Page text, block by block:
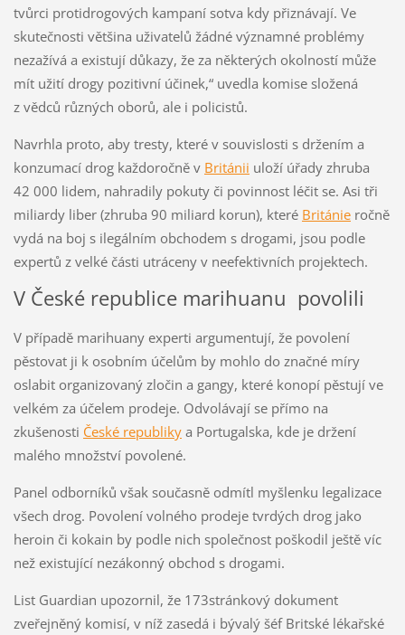
tvůrci protidrogových kampaní sotva kdy přiznávají. Ve
skutečnosti většina uživatelů žádné významné problémy
nezažívá a existují důkazy, že za některých okolností může
mít užití drogy pozitivní účinek,“ uvedla komise složená
z vědců různých oborů, ale i policistů.
Navrhla proto, aby tresty, které v souvislosti s držením a
konzumací drog každoročně v Británii uloží úřady zhruba
42 000 lidem, nahradily pokuty či povinnost léčit se. Asi tři
miliardy liber (zhruba 90 miliard korun), které Británieročně
vydá na boj s ilegálním obchodem s drogami, jsou podle
expertů z velké části utráceny v neefektivních projektech.
V České republice marihuanu povolili
V případě marihuany experti argumentují, že povolení
pěstovat ji k osobním účelům by mohlo do značné míry
oslabit organizovaný zločin a gangy, které konopí pěstují ve
velkém za účelem prodeje. Odvolávají se přímo na
zkušenosti České republikya Portugalska, kde je držení
malého množství povolené.
Panel odborníků však současně odmítl myšlenku legalizace
všech drog. Povolení volného prodeje tvrdých drog jako
heroin či kokain by podle nich společnost poškodil ještě víc
než existující nezákonný obchod s drogami.
List Guardian upozornil, že 173stránkový dokument
zveřejněný komisí, v níž zasedá i bývalý šéf Britské lékařské